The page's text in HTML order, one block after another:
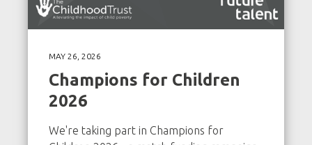
MAY 26, 2026
Champions for Children
2026
We're taking part in Champions for